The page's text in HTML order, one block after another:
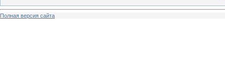
Полная версия сайта